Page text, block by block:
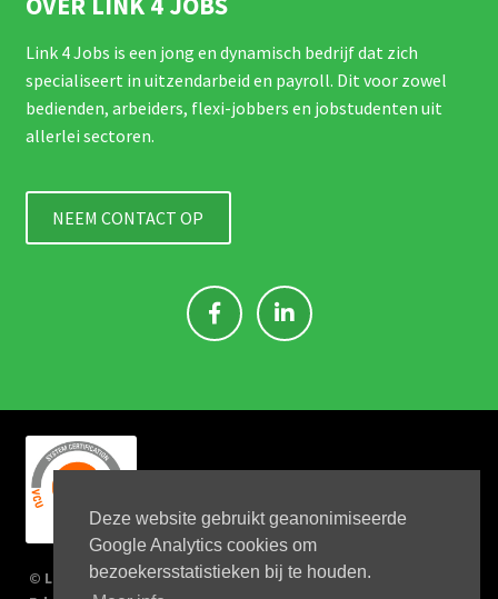
Deze website gebruikt geanonimiseerde
Google Analytics cookies om
bezoekersstatistieken bij te houden.
Link 4 Jobs is een jong en dynamisch bedrijf dat zich
specialiseert in uitzendarbeid en payroll. Dit voor zowel
bedienden, arbeiders, flexi-jobbers en jobstudenten uit
allerlei sectoren.
NEEM CONTACT OP
© Link 4 Jobs 2019